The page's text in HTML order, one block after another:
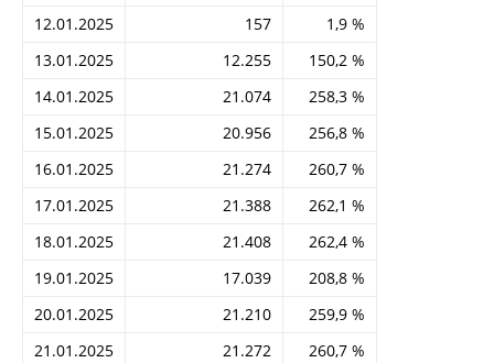
12.01.2025
157
1,9 %
13.01.2025
12.255
150,2 %
14.01.2025
21.074
258,3 %
15.01.2025
20.956
256,8 %
16.01.2025
21.274
260,7 %
17.01.2025
21.388
262,1 %
18.01.2025
21.408
262,4 %
19.01.2025
17.039
208,8 %
20.01.2025
21.210
259,9 %
21.01.2025
21.272
260,7 %